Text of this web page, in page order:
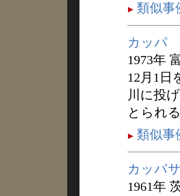
類似事
カッパ
1973年
12月1日
川に投
とられ
類似事
カッパ
1961年